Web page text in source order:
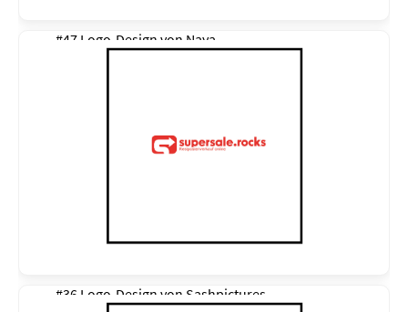
#47 Logo-Design von Naya
#36 Logo-Design von Sashpictures